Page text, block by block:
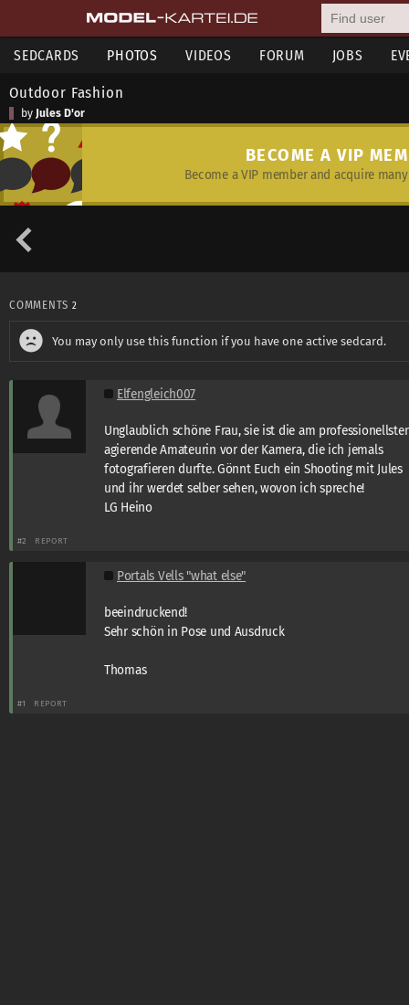
SEDCARDS PHOTOS VIDEOS FORUM JOBS
Outdoor Fashion
by Jules D'or
BECOME A VIP
Become a VIP member and acquire
COMMENTS 2
You may only use this function if you have one active sedcard.
Elfengleich007
Unglaublich schöne Frau, sie ist die am
agierende Amateurin vor der Kamera, die ich jemals
fotografieren durfte. Gönnt Euch ein Shooting mit Jules
und ihr werdet selber sehen, wovon ich spreche!
LG Heino
#2 REPORT
Portals Vells "what else"
beeindruckend!
Sehr schön in Pose und Ausdruck
Thomas
#1 REPORT